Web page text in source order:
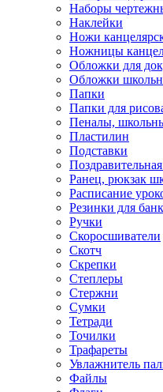
Наборы
Наклейки
Ножи
Ножницы
Обложки для
Обложки
Папки
Папки для
Пеналы,
Пластилин
Подставки
Ранец, рюкзак
Расписание
Резинки для
Ручки
Скоросшиватели
Скотч
Скрепки
Степлеры
Стержни
Сумки
Тетради
Точилки
Трафареты
Увлажнитель
Файлы